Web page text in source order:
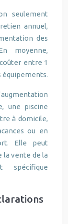
seulement
annuel,
des
moyenne,
entre 1
équipements.
une piscine
à domicile,
ou en
Elle peut
la vente de la
spécifique